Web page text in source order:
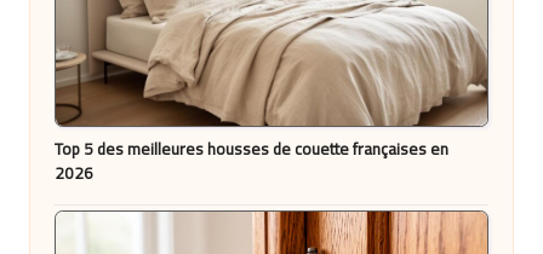
Top 5 des meilleures housses de couette françaises en
2026